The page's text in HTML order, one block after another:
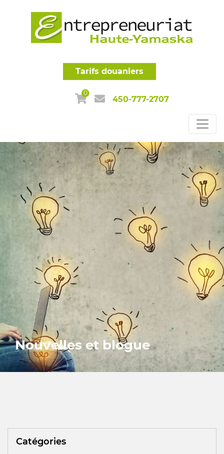
Tarifs douaniers
0
450-777-2707
Nouvelles et blogue
Catégories